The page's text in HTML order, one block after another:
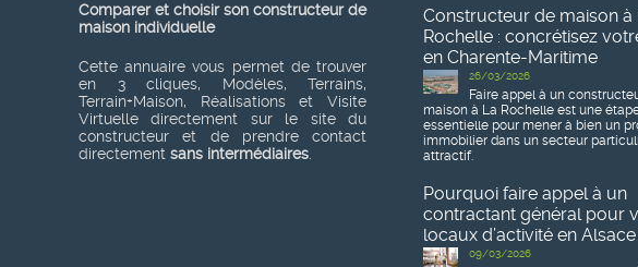
Comparer et choisir son constructeur de
maison individuelle
Cette annuaire vous permet de trouver
en 3 cliques, Modèles, Terrains,
Terrain+Maison, Réalisations et Visite
Virtuelle directement sur le site du
constructeur et de prendre contact
directement sans intermédiaires
Constructeur de maison à
Rochelle : concrétisez
en Charente-Maritime
26/03/2026
Faire appel à un
maison à La Rochelle est une
essentielle pour mener à bien un
immobilier dans un secteur
attractif.
Pourquoi faire appel à un
contractant général pour
locaux d’activité en Alsace
09/03/2026